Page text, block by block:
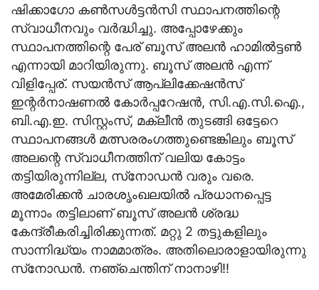
ഷിക്കാഗോ കണ്‍സള്‍ട്ടന്‍സി സ്ഥാപനത്തിന്റെ
സ്വാധീനവും വര്‍ദ്ധിച്ചു. അപ്പോഴേക്കും
സ്ഥാപനത്തിന്റെ പേര് ബൂസ് അലന്‍ ഹാമില്‍ട്ടണ്‍
എന്നായി മാറിയിരുന്നു. ബൂസ് അലന്‍ എന്ന്
വിളിപ്പേര്. സയന്‍സ് ആപ്ലിക്കേഷന്‍സ്
ഇന്റര്‍നാഷണല്‍ കോര്‍പ്പറേഷന്‍, സി.എ.സി.ഐ.,
ബി.എ.ഇ. സിസ്റ്റംസ്, മക്‌ലീന്‍ തുടങ്ങി ഒട്ടേറെ
സ്ഥാപനങ്ങള്‍ മത്സരരംഗത്തുണ്ടെങ്കിലും ബൂസ്
അലന്റെ സ്വാധീനത്തിന് വലിയ കോട്ടം
തട്ടിയിരുന്നില്ല, സ്‌നോഡന്‍ വരും വരെ.
അമേരിക്കന്‍ ചാരശൃംഖലയില്‍ പ്രധാനപ്പെട്ട
മൂന്നാം തട്ടിലാണ് ബൂസ് അലന്‍ ശ്രദ്ധ
കേന്ദ്രീകരിച്ചിരിക്കുന്നത്. മറ്റു 2 തട്ടുകളിലും
സാന്നിദ്ധ്യം നാമമാത്രം. അതിലൊരാളായിരുന്നു
സ്‌നോഡന്‍. നഞ്ചെന്തിന് നാനാഴി!!